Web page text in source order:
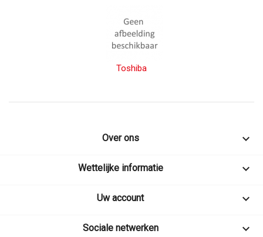
Toshiba
Over ons 
Wettelijke informatie 
Uw account 
Sociale netwerken 